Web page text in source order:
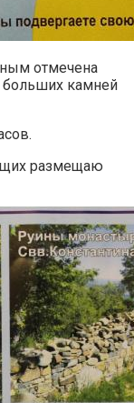
отмечена
больших камней
размещаю